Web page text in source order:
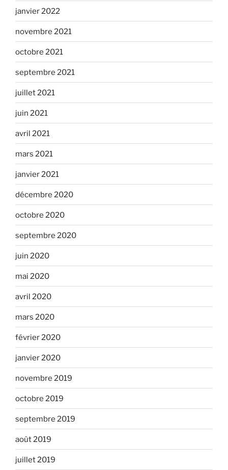
janvier 2022
novembre 2021
octobre 2021
septembre 2021
juillet 2021
juin 2021
avril 2021
mars 2021
janvier 2021
décembre 2020
octobre 2020
septembre 2020
juin 2020
mai 2020
avril 2020
mars 2020
février 2020
janvier 2020
novembre 2019
octobre 2019
septembre 2019
août 2019
juillet 2019